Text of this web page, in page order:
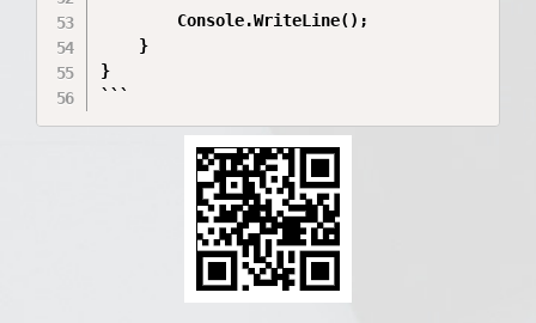
        Console.WriteLine();
    }
}
```